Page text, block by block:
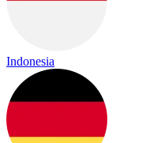
Indonesia